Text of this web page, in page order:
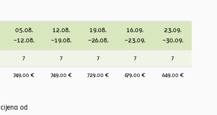
05.08.
-12.08.
12.08.
-19.08.
19.08.
-26.08.
16.09.
-23.09.
23.09.
-30.09.
7 7 7 7 7
749.00 € 749.00 € 729.00 € 679.00 € 649.00 €
cijena od